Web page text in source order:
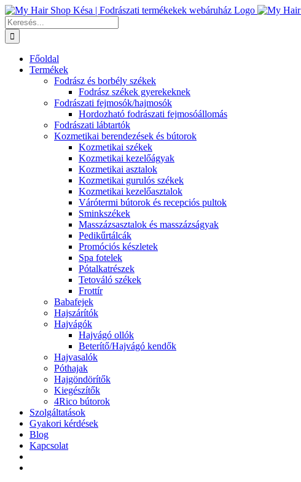
Kihagyás
Keresés...
Főoldal
Termékek
Fodrász és borbély székek
Fodrász székek gyerekeknek
Fodrászati fejmosók/hajmosók
Hordozható fodrászati fejmosóállomás
Fodrászati lábtartók
Kozmetikai berendezések és bútorok
Kozmetikai székek
Kozmetikai kezelőágyak
Kozmetikai asztalok
Kozmetikai gurulós székek
Kozmetikai kezelőasztalok
Várótermi bútorok és recepciós pultok
Sminkszékek
Masszázsasztalok és masszázságyak
Pedikűrtálcák
Promóciós készletek
Spa fotelek
Pótalkatrészek
Tetováló székek
Frottír
Babafejek
Hajszárítók
Hajvágók
Hajvágó ollók
Beterítő/Hajvágó kendők
Hajvasalók
Póthajak
Hajgöndörítők
Kiegészítők
4Rico bútorok
Szolgáltatások
Gyakori kérdések
Blog
Kapcsolat